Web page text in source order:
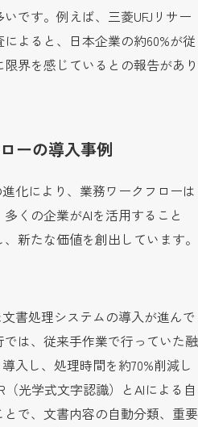
です。例えば、三菱UFJリサー
よると、日本企業の約60%が従
界を感じているとの報告があり
ーの導入事例
化により、業務ワークフローは
くの企業がAIを活用すること
新たな価値を創出しています。
書処理システムの導入が進んで
は、従来手作業で行っていた融
入し、処理時間を約70%削減し
光学式文字認識）とAIによる自
で、文書内容の自動分類、重要